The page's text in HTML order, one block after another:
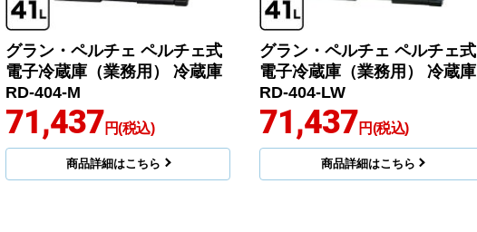
グラン・ペルチェ ペルチェ式
電子冷蔵庫（業務用） 冷蔵庫
RD-404-M
71,437 円(税込)
商品詳細はこちら
グラン・ペルチェ ペルチェ式
電子冷蔵庫（業務用） 冷蔵庫
RD-404-LW
71,437円(税込)
商品詳細はこちら